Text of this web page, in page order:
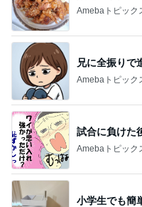
Amebaトピック
兄に全振りで
Amebaトピック
試合に負けた
Amebaトピック
小学生でも簡